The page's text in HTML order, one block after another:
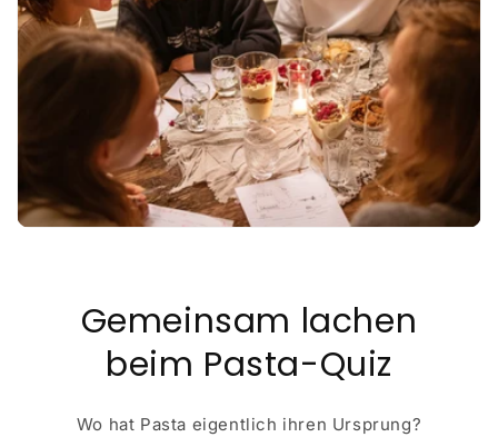
Gemeinsam lachen
beim Pasta-Quiz
Wo hat Pasta eigentlich ihren Ursprung?